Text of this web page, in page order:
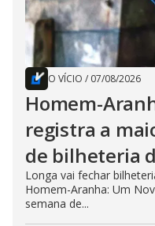
O VÍCIO / 07/08/2026
Homem-
registra a
de bilheteria
Longa vai fechar
Homem-Aranha: Um
semana de...